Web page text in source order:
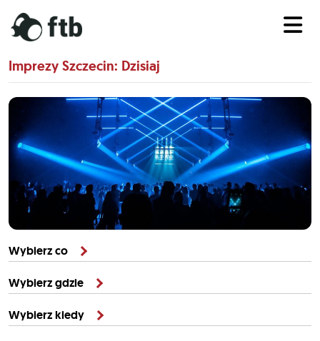
Imprezy Szczecin: Dzisiaj
Wybierz co
Wybierz gdzie
Wybierz kiedy